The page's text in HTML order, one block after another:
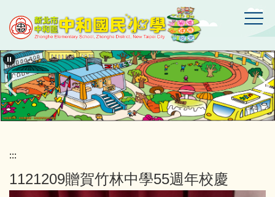
到
主
要
內
容
區
新
北
市
中
和
區
國
小
學
:::
1121209贈賀竹林中學55週年校慶